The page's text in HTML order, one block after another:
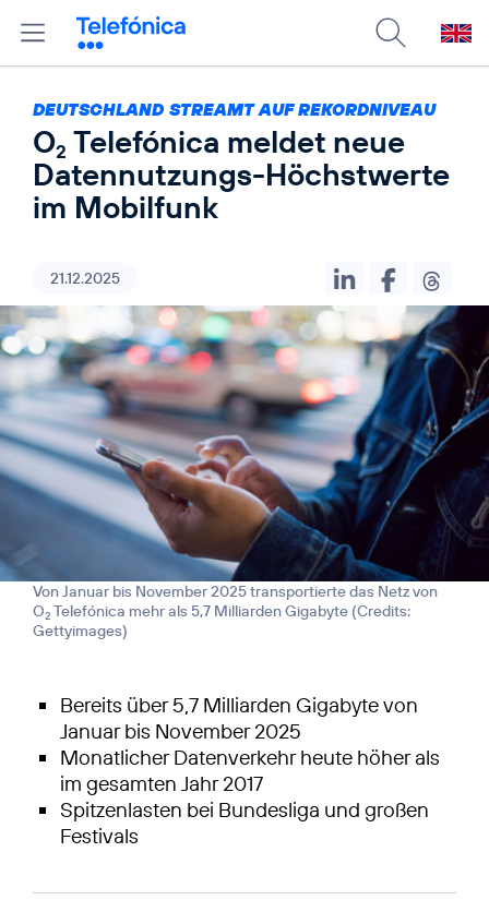
DEUTSCHLAND STREAMT AUF REKORDNIVEAU
O2 Telefónica meldet neue
Datennutzungs-Höchstwerte
im Mobilfunk
21.12.2025
Von Januar bis November 2025 transportierte das Netz von
O2 Telefónica mehr als 5,7 Milliarden Gigabyte (Credits:
Gettyimages)
Bereits über 5,7 Milliarden Gigabyte von
Januar bis November 2025
Monatlicher Datenverkehr heute höher als
im gesamten Jahr 2017
Spitzenlasten bei Bundesliga und großen
Festivals